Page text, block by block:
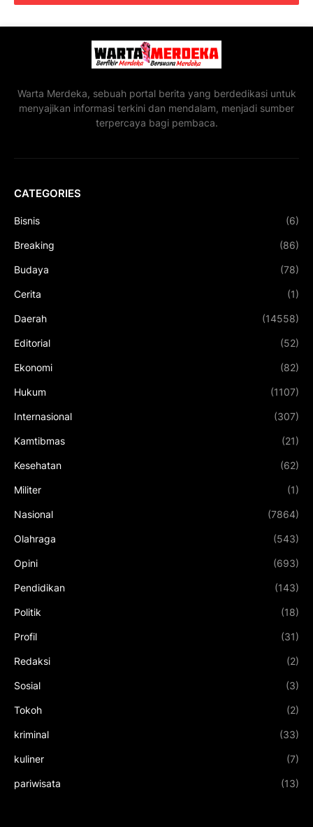
Warta Merdeka, sebuah portal berita yang berdedikasi untuk
menyajikan informasi terkini dan mendalam, menjadi sumber
terpercaya bagi pembaca.
CATEGORIES
Bisnis (6)
Breaking (86)
Budaya (78)
Cerita (1)
Daerah (14558)
Editorial (52)
Ekonomi (82)
Hukum (1107)
Internasional (307)
Kamtibmas (21)
Kesehatan (62)
Militer (1)
Nasional (7864)
Olahraga (543)
Opini (693)
Pendidikan (143)
Politik (18)
Profil (31)
Redaksi (2)
Sosial (3)
Tokoh (2)
kriminal (33)
kuliner (7)
pariwisata (13)